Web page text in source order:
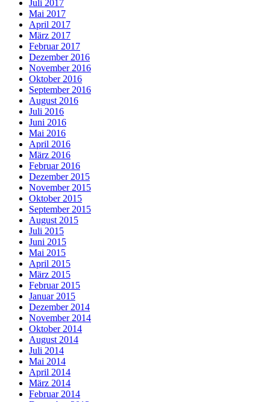
Juli 2017
Mai 2017
April 2017
März 2017
Februar 2017
Dezember 2016
November 2016
Oktober 2016
September 2016
August 2016
Juli 2016
Juni 2016
Mai 2016
April 2016
März 2016
Februar 2016
Dezember 2015
November 2015
Oktober 2015
September 2015
August 2015
Juli 2015
Juni 2015
Mai 2015
April 2015
März 2015
Februar 2015
Januar 2015
Dezember 2014
November 2014
Oktober 2014
August 2014
Juli 2014
Mai 2014
April 2014
März 2014
Februar 2014